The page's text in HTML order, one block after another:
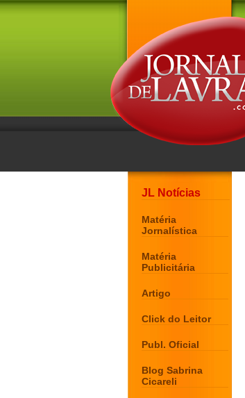
JL Notícias
Matéria
Jornalística
Matéria
Publicitária
Artigo
Click do Leitor
Publ. Oficial
Blog Sabrina
Cicareli